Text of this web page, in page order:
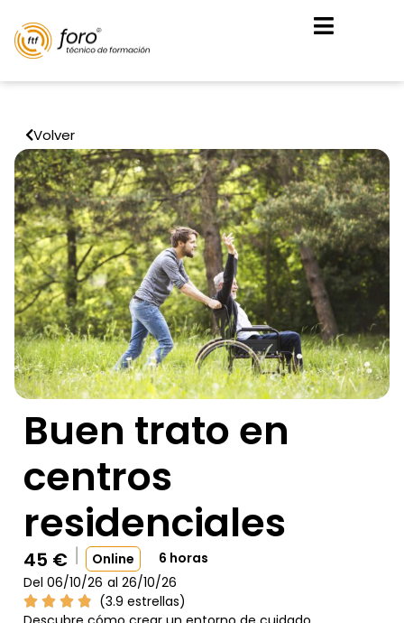
Volver
Buen trato en
centros
residenciales
45 € Online
6 horas
Del 06/10/26 al 26/10/26
(3.9 estrellas)